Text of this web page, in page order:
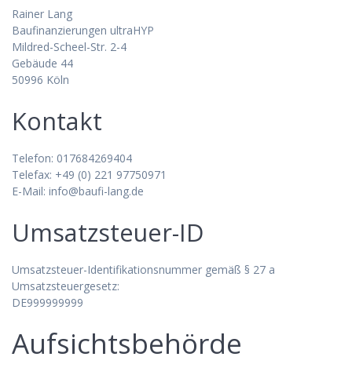
Rainer Lang
Baufinanzierungen ultraHYP
Mildred-Scheel-Str. 2-4
Gebäude 44
50996 Köln
Kontakt
Telefon: 017684269404
Telefax: +49 (0) 221 97750971
E-Mail: info@baufi-lang.de
Umsatzsteuer-ID
Umsatzsteuer-Identifikationsnummer gemäß § 27 a
Umsatzsteuergesetz:
DE999999999
Aufsichtsbehörde